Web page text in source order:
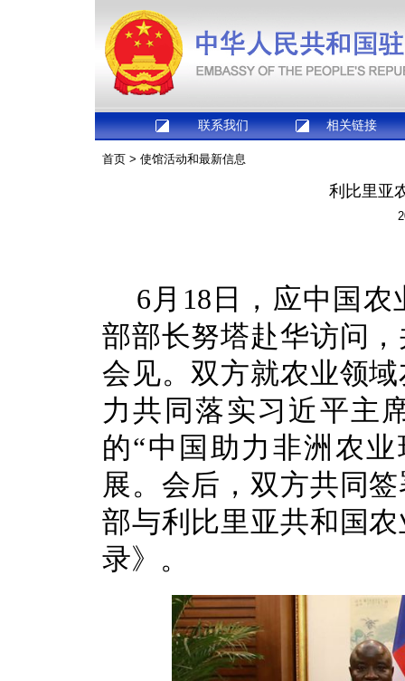
联系我们 相关链接
首页 > 使馆活动和最新信息
利比里亚
6月18日，应中国
部部长努塔赴华访问
会见。双方就农业领
力共同落实习近平主
的“中国助力非洲农
展。会后，双方共同
部与利比里亚共和国
录》。